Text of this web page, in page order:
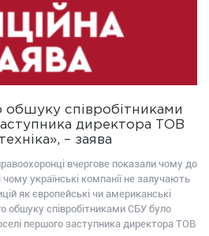
обшуку співробітниками
директора ТОВ
– заява
вчергове показали чому до
чому українські компанії не залучають
як європейські чи американські
обшуку співробітниками СБУ було
першого заступника директора ТОВ